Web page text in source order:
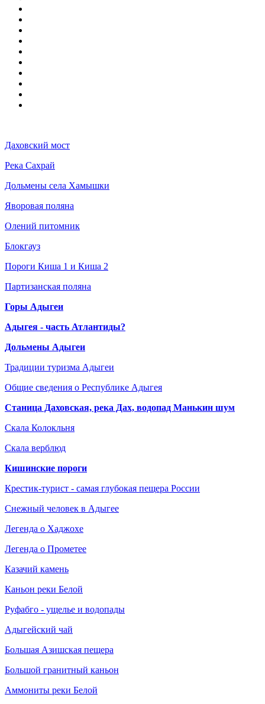
Даховский мост
Река Сахрай
Дольмены села Хамышки
Яворовая поляна
Олений питомник
Блокгауз
Пороги Киша 1 и Киша 2
Партизанская поляна
Горы Адыгеи
Адыгея - часть Атлантиды?
Дольмены Адыгеи
Традиции туризма Адыгеи
Общие сведения о Республике Адыгея
Станица Даховская, река Дах, водопад Манькин шум
Скала Колокльня
Скала верблюд
Кишинские пороги
Крестик-турист - самая глубокая пещера России
Снежный человек в Адыгее
Легенда о Хаджохе
Легенда о Прометее
Казачий камень
Каньон реки Белой
Руфабго - ущелье и водопады
Адыгейский чай
Большая Азишская пещера
Большой гранитный каньон
Аммониты реки Белой